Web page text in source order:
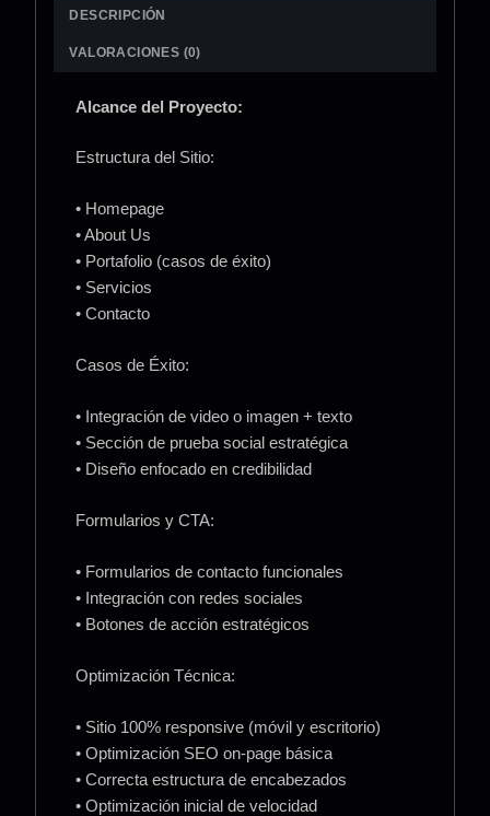
DESCRIPCIÓN
VALORACIONES (0)
Alcance del Proyecto:
Estructura del Sitio:
• Homepage
• About Us
• Portafolio (casos de éxito)
• Servicios
• Contacto
Casos de Éxito:
• Integración de video o imagen + texto
• Sección de prueba social estratégica
• Diseño enfocado en credibilidad
Formularios y CTA:
• Formularios de contacto funcionales
• Integración con redes sociales
• Botones de acción estratégicos
Optimización Técnica:
• Sitio 100% responsive (móvil y escritorio)
• Optimización SEO on-page básica
• Correcta estructura de encabezados
• Optimización inicial de velocidad